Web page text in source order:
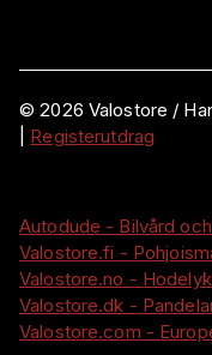
©2026 Valostore /
Registerutdrag
Autodude - Bilvård
Valostore.fi -
Valostore.no -
Valostore.dk -
Valostore.com -